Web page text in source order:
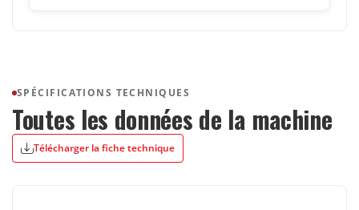
SPÉCIFICATIONS TECHNIQUES
Toutes les données de la machine
Télécharger la fiche technique